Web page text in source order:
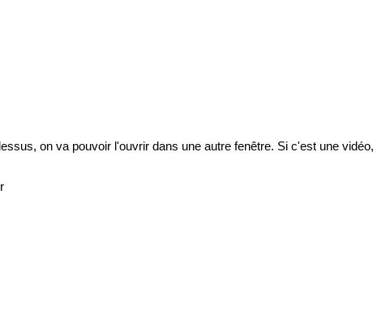
on va pouvoir l'ouvrir dans une autre fenêtre. Si c'est une vidéo,